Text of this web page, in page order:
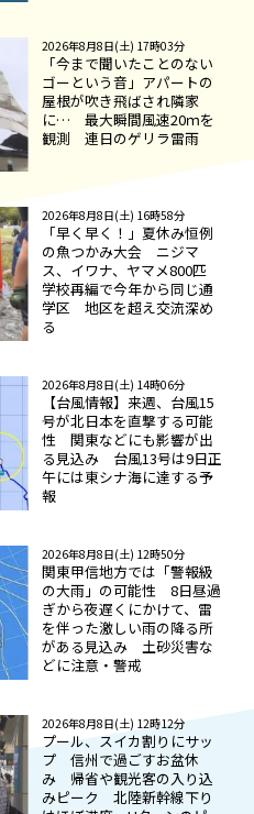
2026年8月8日(土) 17時03分
「今まで聞いたことのない
ゴーという音」アパートの
屋根が吹き飛ばされ隣家
に… 最大瞬間風速20ｍを
観測 連日のゲリラ雷雨
2026年8月8日(土) 16時58分
「早く早く！」夏休み恒例
の魚つかみ大会 ニジマ
ス、イワナ、ヤマメ800匹
学校再編で今年から同じ通
学区 地区を超え交流深め
る
2026年8月8日(土) 14時06分
【台風情報】来週、台風15
号が北日本を直撃する可能
性 関東などにも影響が出
る見込み 台風13号は9日正
午には東シナ海に達する予
報
2026年8月8日(土) 12時50分
関東甲信地方では「警報級
の大雨」の可能性 8日昼過
ぎから夜遅くにかけて、雷
を伴った激しい雨の降る所
がある見込み 土砂災害な
どに注意・警戒
2026年8月8日(土) 12時12分
プール、スイカ割りにサッ
プ 信州で過ごすお盆休
み 帰省や観光客の入り込
みピーク 北陸新幹線下り